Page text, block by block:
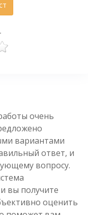
очень
вариантами
ответ, и
вопросу.
вы получите
оценить